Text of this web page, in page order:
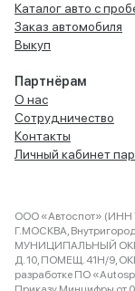
Каталог авто с
Заказ автомобиля
Выкуп
Партнёрам
О нас
Сотрудничество
Контакты
Личный кабинет
ООО «Автоспот» (ИНН
Г.МОСКВА,
МУНИЦИПАЛЬНЫЙ
Д. 10, ПОМЕЩ. 41Н/9,
разработке ПО